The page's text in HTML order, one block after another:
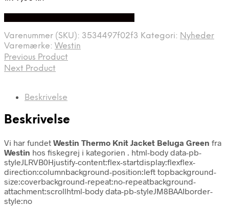
Varenummer (SKU): 3534497f02f3 Kategori: Nyheder
Varemærke: Westin
Previous Product
Next Product
Beskrivelse
Beskrivelse
Vi har fundet Westin Thermo Knit Jacket Beluga Green fra
Westin hos fiskegrej i kategorien . html-body data-pb-
styleJLRVB0Hjustify-content:flex-startdisplay:flexflex-
direction:columnbackground-position:left topbackground-
size:coverbackground-repeat:no-repeatbackground-
attachment:scrollhtml-body data-pb-styleJM8BAAIborder-
style:no